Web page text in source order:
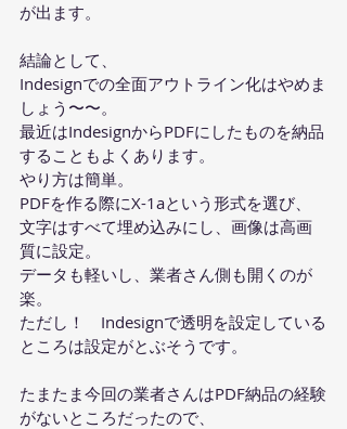
が出ます。
結論として、
Indesignでの全面アウトライン化はやめま
しょう〜〜。
最近はIndesignからPDFにしたものを納品
することもよくあります。
やり方は簡単。
PDFを作る際にX-1aという形式を選び、
文字はすべて埋め込みにし、画像は高画
質に設定。
データも軽いし、業者さん側も開くのが
楽。
ただし！　Indesignで透明を設定している
ところは設定がとぶそうです。
たまたま今回の業者さんはPDF納品の経験
がないところだったので、